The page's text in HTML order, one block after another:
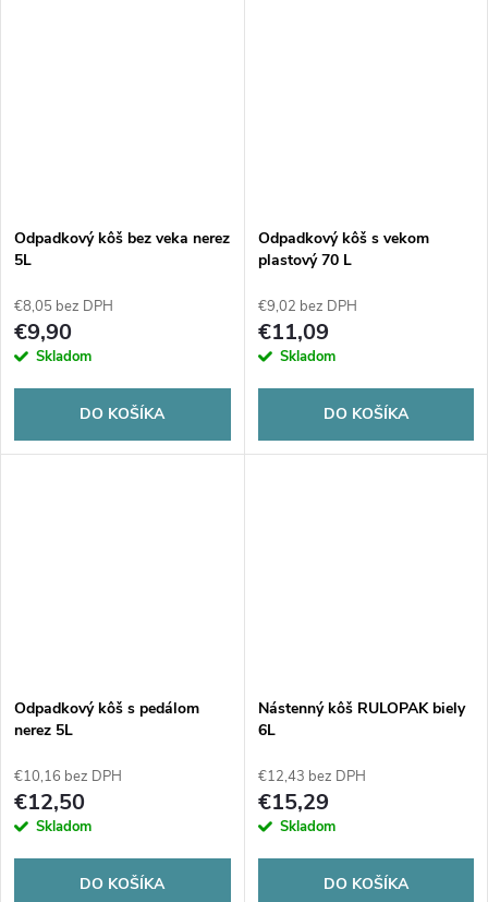
Odpadkový kôš bez veka nerez
5L
€8,05 bez DPH
€9,90
Skladom
DO KOŠÍKA
Odpadkový kôš s vekom
plastový 70 L
€9,02 bez DPH
€11,09
Skladom
DO KOŠÍKA
Odpadkový kôš s pedálom
nerez 5L
€10,16 bez DPH
€12,50
Skladom
DO KOŠÍKA
Nástenný kôš RULOPAK biely
6L
€12,43 bez DPH
€15,29
Skladom
DO KOŠÍKA